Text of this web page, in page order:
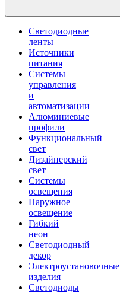
Светодиодные
ленты
Источники
питания
Системы
управления
и
автоматизации
Алюминиевые
профили
Функциональный
свет
Дизайнерский
свет
Системы
освещения
Наружное
освещение
Гибкий
неон
Светодиодный
декор
Электроустановочные
изделия
Светодиоды